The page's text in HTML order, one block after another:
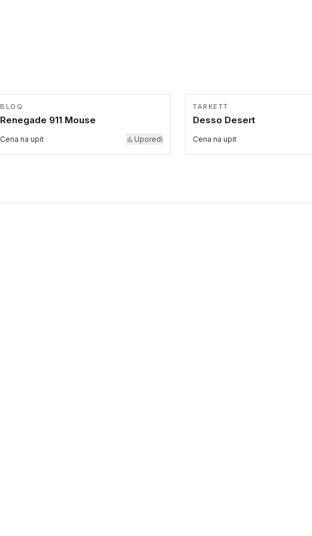
BLOQ
Renegade 911 Mouse
Cena na upit Uporedi
TARKETT
Desso Desert
Cena na upit